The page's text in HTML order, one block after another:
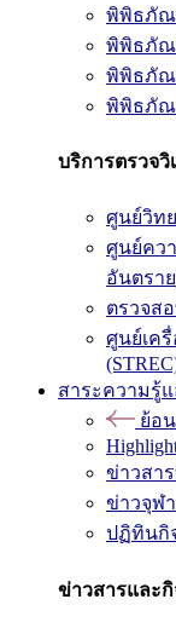
พิพิธภั
พิพิธภัณ
พิพิธภั
พิพิธภัณ
บริการตรวจ
ศูนย์วิท
ศูนย์คว
อันตราย
ตรวจส
ศูนย์เค
สาระความรู้
ย้อ
ข่าวสา
ข่าวจุฬ
ปฏิทินกิ
ข่าวสารและ